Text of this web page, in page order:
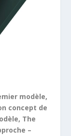
modèle,
concept de
The
–